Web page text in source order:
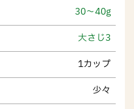
30～40g
大さじ3
1カップ
少々